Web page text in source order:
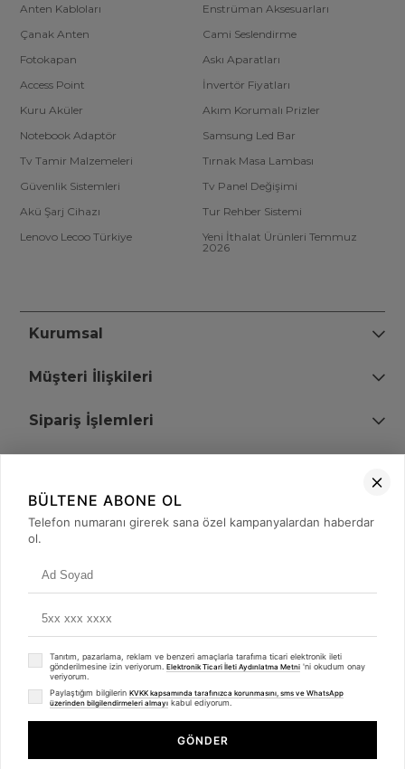
Anten Kabloları
Enstrüman Aksesuarları
Çanak Anten
Cami Seslendirme
Fotokapan
Askı Aparatları
Access Point
İnvertör Fiyatları
Kuru Aküler
Akım Korumalı Prizler
Notebook Adaptör
Samsung Led Bar
Tv Tamir Malzemeleri
Tırnak Masa Lambası
Güvenlik Sistemleri
Tv Panel Değişimi
Akü Şarj Cihazı
Tur Rehber Sistemi
Lenovo Lecoo Türkiye
Yeni İthalat Ürünleri Temmuz
2026
Kurumsal
Müşteri İlişkileri
Sipariş İşlemleri
+90 (850) 473 08 08
© 2008 - 2026merterelektronik.com
- Tüm Hakları Saklıdır. Kredi kartı bilgileriniz 256bit SSL sertifikası ile
Whatsapp
BÜLTENE ABONE OL
Telefon numaranı girerek sana özel kampanyalardan haberdar
ol.
Tanıtım, pazarlama, reklam ve benzeri amaçlarla tarafıma ticari elektronik ileti
gönderilmesine izin veriyorum. Elektronik Ticari İleti Aydınlatma Metni 'ni okudum onay
veriyorum.
Paylaştığım bilgilerin KVKK kapsamında tarafınızca korunmasını, sms ve WhatsApp
üzerinden bilgilendirmeleri almayı kabul ediyorum.
GÖNDER